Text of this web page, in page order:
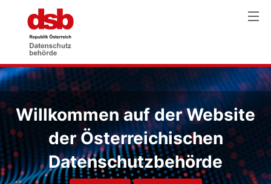
Willkommen auf der Website
der Österreichischen
Datenschutzbehörde